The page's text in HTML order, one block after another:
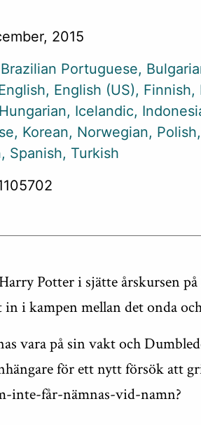
2015
Brazilian Portuguese
English (US) Finnish
Hungarian Icelandic
Korean Norwegian Polish
Spanish Turkish
Potter i sjätte årskursen
i kampen mellan det onda
vara på sin vakt och
för ett nytt försök att
inte-får-nämnas-vid-namn?